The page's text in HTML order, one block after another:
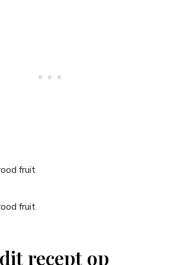
recept op